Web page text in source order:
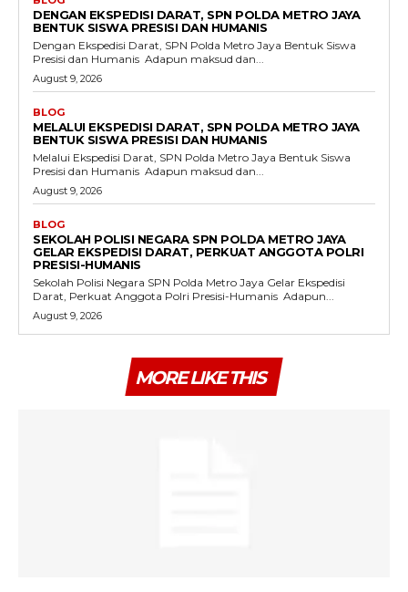
DENGAN EKSPEDISI DARAT, SPN POLDA METRO JAYA
BENTUK SISWA PRESISI DAN HUMANIS
Dengan Ekspedisi Darat, SPN Polda Metro Jaya Bentuk Siswa
Presisi dan Humanis ‎ ‎Adapun maksud dan...
August 9, 2026
BLOG
MELALUI EKSPEDISI DARAT, SPN POLDA METRO JAYA
BENTUK SISWA PRESISI DAN HUMANIS
Melalui Ekspedisi Darat, SPN Polda Metro Jaya Bentuk Siswa
Presisi dan Humanis ‎ ‎Adapun maksud dan...
August 9, 2026
BLOG
SEKOLAH POLISI NEGARA SPN POLDA METRO JAYA
GELAR EKSPEDISI DARAT, PERKUAT ANGGOTA POLRI
PRESISI-HUMANIS
Sekolah Polisi Negara SPN Polda Metro Jaya Gelar Ekspedisi
Darat, Perkuat Anggota Polri Presisi-Humanis ‎ ‎Adapun...
August 9, 2026
MORE LIKE THIS